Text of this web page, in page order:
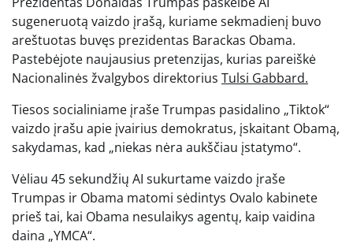
sugeneruotą vaizdo įrašą, kuriame sekmadienį buvo
areštuotas buvęs prezidentas Barackas Obama.
Pastebėjote naujausius pretenzijas, kurias pareiškė
Nacionalinės žvalgybos direktorius Tulsi Gabbard.
Tiesos socialiniame įraše Trumpas pasidalino „Tiktok“
vaizdo įrašu apie įvairius demokratus, įskaitant Obamą,
sakydamas, kad „niekas nėra aukščiau įstatymo“.
Vėliau 45 sekundžių AI sukurtame vaizdo įraše
Trumpas ir Obama matomi sėdintys Ovalo kabinete
prieš tai, kai Obama nesulaikys agentų, kaip vaidina
daina „YMCA“.